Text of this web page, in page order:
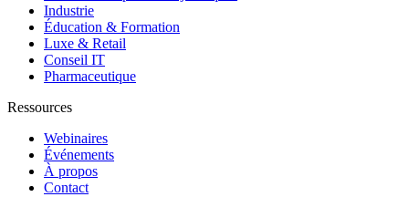
Industrie
Éducation & Formation
Luxe & Retail
Conseil IT
Pharmaceutique
Ressources
Webinaires
Événements
À propos
Contact